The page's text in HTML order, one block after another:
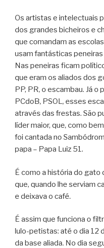
Os artistas e intelectuais
dos grandes bicheiros e
que comandam as
usam fantásticas
Nas peneiras ficam
que eram os aliados dos
PP, PR, o escambau. Já
PCdoB, PSOL, esses
através das frestas. São
líder maior, que, como
foi cantada no
papa – Papa Luiz 51.
É como a história do
que, quando lhe serviam
e deixava o café.
É assim que funciona o
lulo-petistas: até o dia 12
da base aliada. No dia